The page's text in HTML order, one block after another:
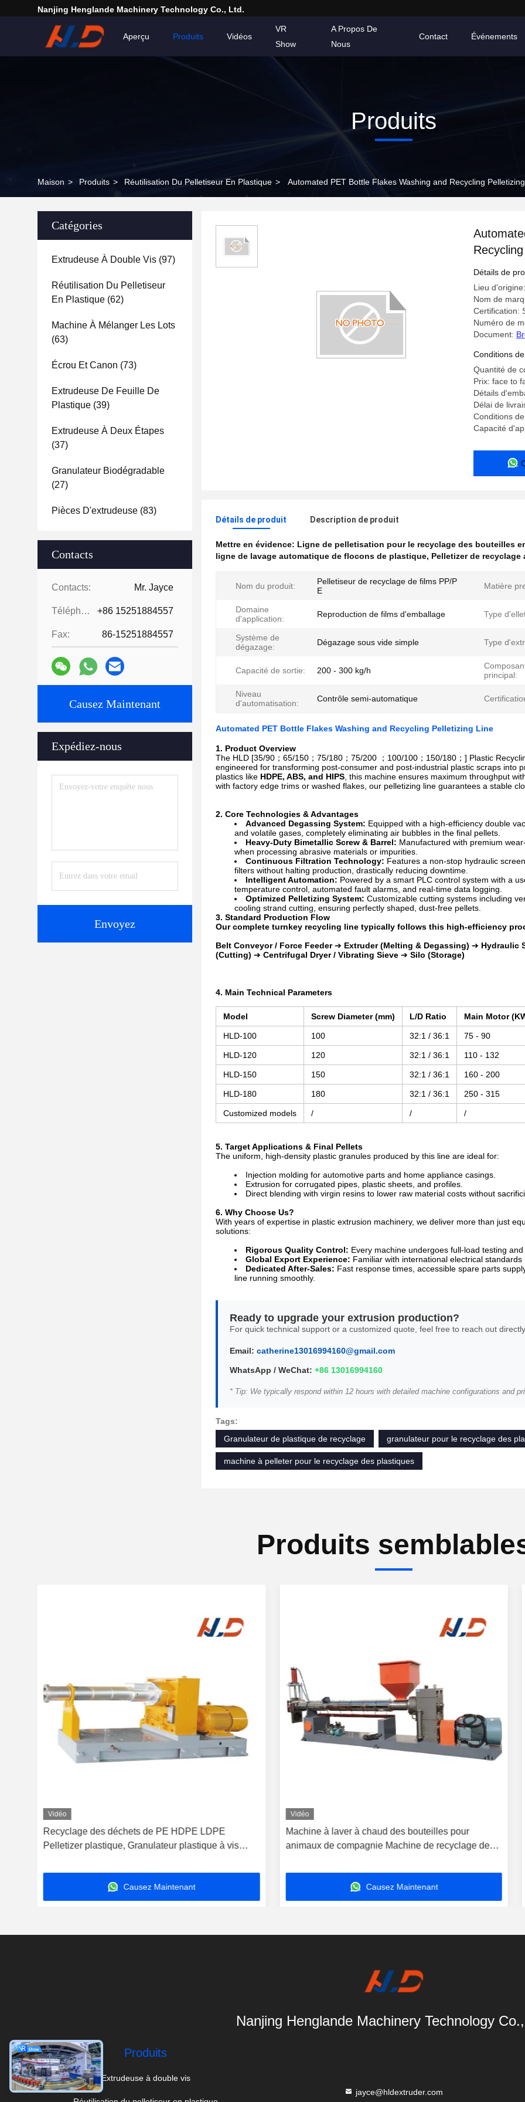
Nanjing Henglande Machinery Technology Co., Ltd.
Aperçu Produits Vidéos
VR
Show
A Propos De
Nous
Contact Événements
Produits
Maison > Produits > Réutilisation Du Pelletiseur En Plastique > Automated PET Bottle Flakes Washing and Recycling
Catégories
Extrudeuse À Double Vis (97)
Réutilisation Du Pelletiseur
En Plastique (62)
Machine À Mélanger Les Lots
(63)
Écrou Et Canon (73)
Extrudeuse De Feuille De
Plastique (39)
Extrudeuse À Deux Étapes
(37)
Granulateur Biodégradable
(27)
Pièces D'extrudeuse (83)
Contacts
Contacts: Mr. Jayce
Téléphone: +86 15251884557
Fax: 86-15251884557
Causez Maintenant
Expédiez-nous
Envoyez
Détails de
Lieu
Nom de
Certification:
Numéro de
Document:
Conditions
Quantité de
Prix: face to
Détails
Délai de
Conditions
Capacité
Détails de produit Description de produit
Mettre en évidence: Ligne de pelletisation pour le recyclage des bouteilles
ligne de lavage automatique de flocons de plastique, Pelletizer de recyclage
Nom du produit:
Pelletiseur de recyclage de films PP/P
E
Matière
Domaine
d'application:
Reproduction de films d'emballage Type
Système de
dégazage:
Dégazage sous vide simple Type
Capacité de sortie: 200 - 300 kg/h
principal:
Niveau
d'automatisation:
Contrôle semi-automatique
Automated PET Bottle Flakes Washing and Recycling Pelletizing Line
1. Product Overview
The HLD [35/90；65/150；75/180；75/200 ；100/100；150/180；] Plastic
engineered for transforming post-consumer and post-industrial plastic scraps into
plastics like HDPE, ABS, and HIPS , this machine ensures maximum throughput
with factory edge trims or washed flakes, our pelletizing line guarantees a stable
2. Core Technologies & Advantages
Advanced Degassing System: Equipped with a high-efficiency double
and volatile gases, completely eliminating air bubbles in the final pellets.
Heavy-Duty Bimetallic Screw & Barrel: Manufactured with premium
when processing abrasive materials or impurities.
Continuous Filtration Technology: Features a non-stop hydraulic
filters without halting production, drastically reducing downtime.
Intelligent Automation: Powered by a smart PLC control system with a
temperature control, automated fault alarms, and real-time data logging.
Optimized Pelletizing System: Customizable cutting systems including
cooling strand cutting, ensuring perfectly shaped, dust-free pellets.
3. Standard Production Flow
Our complete turnkey recycling line typically follows this high-efficiency
Belt Conveyor / Force Feeder➔ Extruder (Melting & Degassing) ➔ Hydraulic
(Cutting) ➔ Centrifugal Dryer / Vibrating Sieve ➔ Silo (Storage)
4. Main Technical Parameters
Model Screw Diameter (mm) L/D Ratio Main Motor
HLD-100 100 32:1 / 36:1 75 - 90
HLD-120 120 32:1 / 36:1 110 - 132
HLD-150 150 32:1 / 36:1 160 - 200
HLD-180 180 32:1 / 36:1 250 - 315
Customized models / / /
5. Target Applications & Final Pellets
The uniform, high-density plastic granules produced by this line are ideal for:
Injection molding for automotive parts and home appliance casings.
Extrusion for corrugated pipes, plastic sheets, and profiles.
Direct blending with virgin resins to lower raw material costs without
6. Why Choose Us?
With years of expertise in plastic extrusion machinery, we deliver more than just
solutions:
Rigorous Quality Control: Every machine undergoes full-load testing
Global Export Experience: Familiar with international electrical standards
Dedicated After-Sales: Fast response times, accessible spare parts
line running smoothly.
Ready to upgrade your extrusion production?
For quick technical support or a customized quote, feel free to reach out
Email: catherine13016994160@gmail.com
WhatsApp / WeChat: +86 13016994160
* Tip: We typically respond within 12 hours with detailed machine configurations and
Tags:
Granulateur de plastique de recyclage
granulateur pour le recyclage des
machine à pelleter pour le recyclage des plastiques
Produits
Vidéo
Recyclage des déchets de PE HDPE LDPE
Pelletizer plastique, Granulateur plastique à vis
Causez Maintenant
Vidéo
Machine à laver à chaud des bouteilles pour
animaux de compagnie Machine de recyclage de
Causez Maintenant
Nanjing Henglande Machinery Technology Co.,
Produits
Extrudeuse à double vis
jayce@hldextruder.com